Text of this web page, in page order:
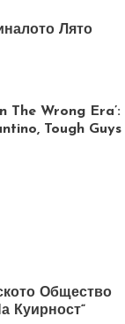
Лято
The Wrong Era’:
Tough Guys
Общество
Куирност“